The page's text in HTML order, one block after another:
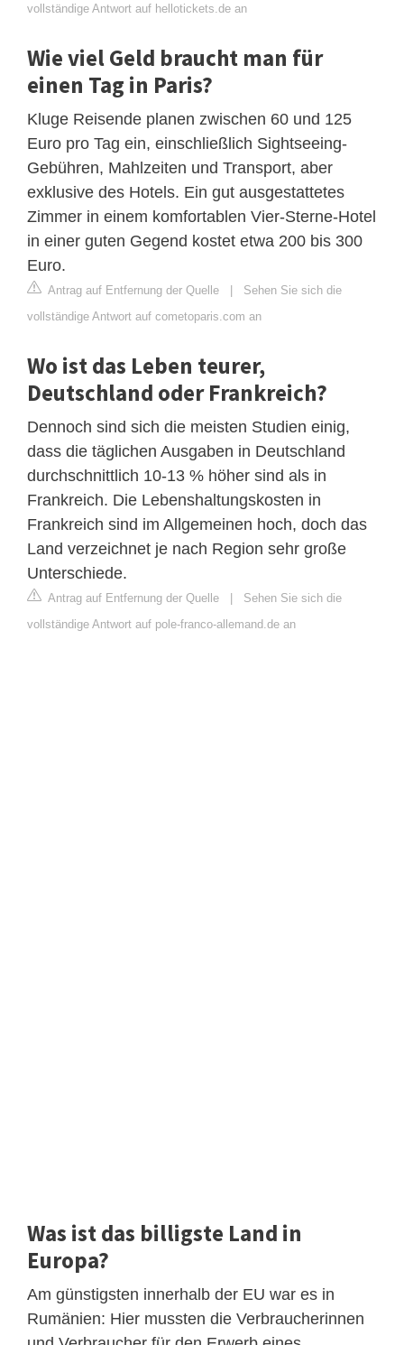
vollständige Antwort auf hellotickets.de an
Wie viel Geld braucht man für
einen Tag in Paris?
Kluge Reisende planen zwischen 60 und 125
Euro pro Tag ein, einschließlich Sightseeing-
Gebühren, Mahlzeiten und Transport, aber
exklusive des Hotels. Ein gut ausgestattetes
Zimmer in einem komfortablen Vier-Sterne-Hotel
in einer guten Gegend kostet etwa 200 bis 300
Euro.
Antrag auf Entfernung der Quelle | Sehen Sie sich die
vollständige Antwort auf cometoparis.com an
Wo ist das Leben teurer,
Deutschland oder Frankreich?
Dennoch sind sich die meisten Studien einig,
dass die täglichen Ausgaben in Deutschland
durchschnittlich 10-13 % höher sind als in
Frankreich. Die Lebenshaltungskosten in
Frankreich sind im Allgemeinen hoch, doch das
Land verzeichnet je nach Region sehr große
Unterschiede.
Antrag auf Entfernung der Quelle | Sehen Sie sich die
vollständige Antwort auf pole-franco-allemand.de an
Was ist das billigste Land in
Europa?
Am günstigsten innerhalb der EU war es in
Rumänien: Hier mussten die Verbraucherinnen